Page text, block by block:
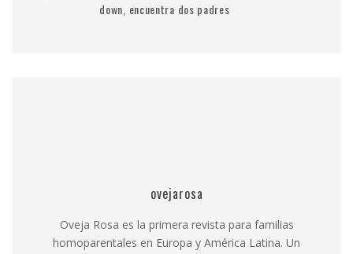
down, encuentra dos padres
ovejarosa
Oveja Rosa es la primera revista para familias
homoparentales en Europa y América Latina. Un